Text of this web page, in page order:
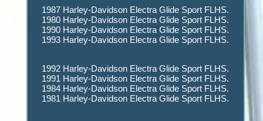
1987 Harley-Davidson Electra Glide Sport FLHS.
1980 Harley-Davidson Electra Glide Sport FLHS.
1990 Harley-Davidson Electra Glide Sport FLHS.
1993 Harley-Davidson Electra Glide Sport FLHS.
1992 Harley-Davidson Electra Glide Sport FLHS.
1991 Harley-Davidson Electra Glide Sport FLHS.
1984 Harley-Davidson Electra Glide Sport FLHS.
1981 Harley-Davidson Electra Glide Sport FLHS.